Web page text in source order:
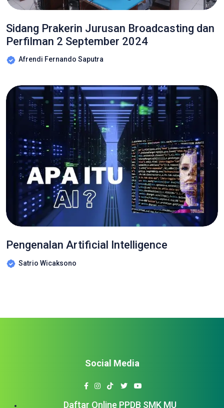
Sidang Prakerin Jurusan Broadcasting dan
Perfilman 2 September 2024
Afrendi Fernando Saputra
Pengenalan Artificial Intelligence
Satrio Wicaksono
Daftar Online PPDB SMK MU
Social Media